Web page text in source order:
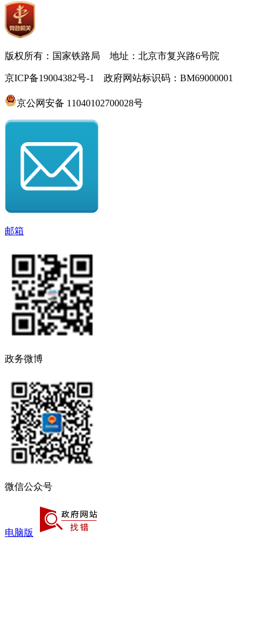
版权所有：国家铁路局 地址：北京市复兴路6号院
京ICP备19004382号-1 政府网站标识码：BM69000001
京公网安备 11040102700028号
邮箱
政务微博
微信公众号
电脑版